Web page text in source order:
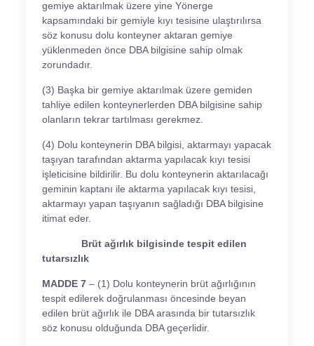
gemiye aktarılmak üzere yine Yönerge
kapsamındaki bir gemiyle kıyı tesisine ulaştırılırsa
söz konusu dolu konteyner aktaran gemiye
yüklenmeden önce DBA bilgisine sahip olmak
zorundadır.
(3) Başka bir gemiye aktarılmak üzere gemiden
tahliye edilen konteynerlerden DBA bilgisine sahip
olanların tekrar tartılması gerekmez.
(4) Dolu konteynerin DBA bilgisi, aktarmayı yapacak
taşıyan tarafından aktarma yapılacak kıyı tesisi
işleticisine bildirilir. Bu dolu konteynerin aktarılacağı
geminin kaptanı ile aktarma yapılacak kıyı tesisi,
aktarmayı yapan taşıyanın sağladığı DBA bilgisine
itimat eder.
Brüt ağırlık bilgisinde tespit edilen
tutarsızlık
MADDE 7 – (1) Dolu konteynerin brüt ağırlığının
tespit edilerek doğrulanması öncesinde beyan
edilen brüt ağırlık ile DBA arasında bir tutarsızlık
söz konusu olduğunda DBA geçerlidir.